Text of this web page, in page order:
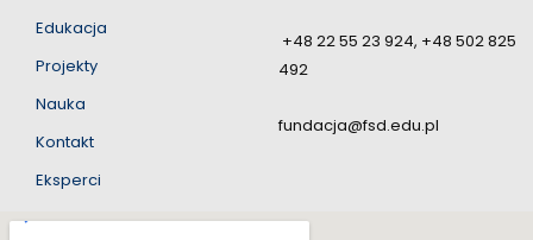
Edukacja
Projekty
Nauka
Kontakt
Eksperci
+48 22 55 23 924, +48 502 825
492
fundacja@fsd.edu.pl